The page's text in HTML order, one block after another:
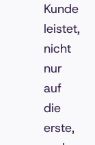
Kunde
leistet,
nicht
nur
auf
die
erste,